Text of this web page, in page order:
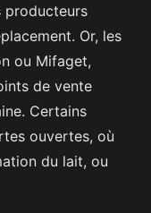
producteurs
Or, les
ou Mifaget,
de vente
Certains
ouvertes, où
du lait, ou